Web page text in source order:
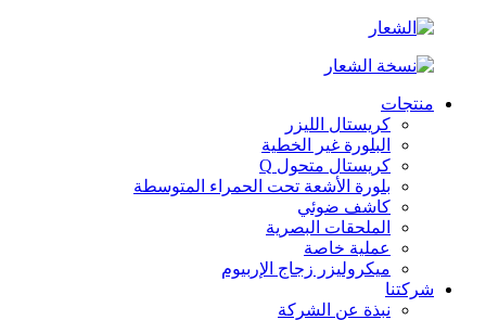
منتجات
كريستال الليزر
البلورة غير الخطية
كريستال متحول Q
بلورة الأشعة تحت الحمراء المتوسطة
كاشف ضوئي
الملحقات البصرية
عملية خاصة
ميكروليزر زجاج الإربيوم
شركتنا
نبذة عن الشركة